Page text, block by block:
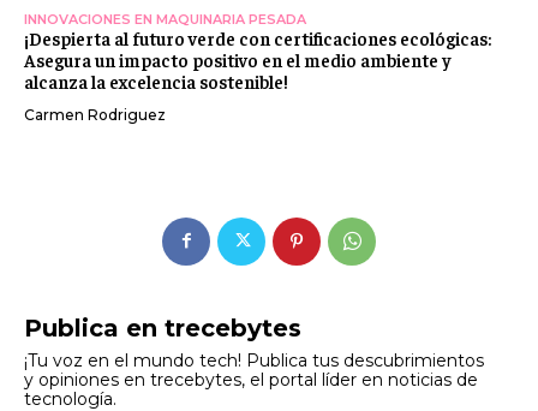
Publica en trecebytes
¡Tu voz en el mundo tech! Publica tus descubrimientos
y opiniones en trecebytes, el portal líder en noticias de
tecnología.
INNOVACIONES EN MAQUINARIA PESADA
¡Despierta al futuro verde con certificaciones ecológicas:
Asegura un impacto positivo en el medio ambiente y
alcanza la excelencia sostenible!
Carmen Rodriguez